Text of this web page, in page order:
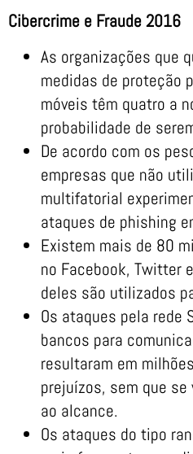
Cibercrime e Fraude 2016
As organizações que
medidas de proteção
móveis têm quatro a
probabilidade de
De acordo com os
empresas que não
multifatorial
ataques de phishing
Existem mais de 80
no Facebook, Twitter
deles são utilizados
Os ataques pela rede
bancos para
resultaram em
prejuízos, sem que
ao alcance.
Os ataques do tipo